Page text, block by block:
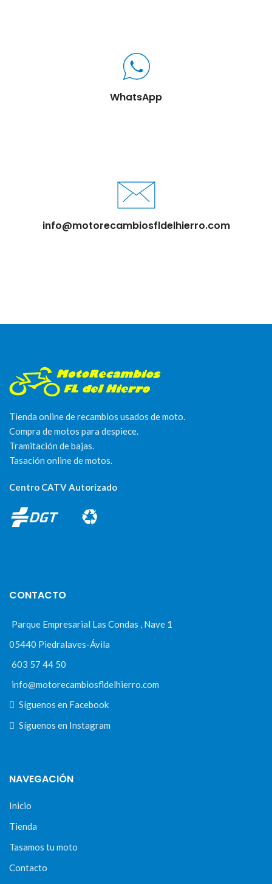
WhatsApp
info@motorecambiosfldelhierro.com
Tienda online de recambios usados de moto.
Compra de motos para despiece.
Tramitación de bajas.
Tasación online de motos.
Centro CATV Autorizado
CONTACTO
Parque Empresarial Las Condas , Nave 1
05440 Piedralaves-Ávila
603 57 44 50
info@motorecambiosfldelhierro.com
Síguenos en Facebook
Síguenos en Instagram
NAVEGACIÓN
Inicio
Tienda
Tasamos tu moto
Contacto